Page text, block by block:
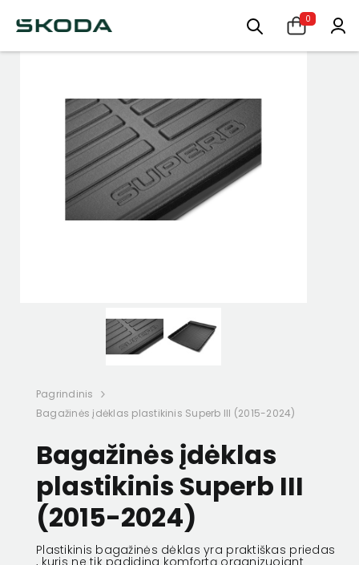
0
Pagrindinis
Bagažinės įdėklas plastikinis Superb III (2015-2024)
Bagažinės įdėklas
plastikinis Superb III
(2015-2024)
Plastikinis bagažinės dėklas yra praktiškas priedas
, kuris ne tik padidina komfortą organizuojant
4,01 € 2,00 € 64,00 €